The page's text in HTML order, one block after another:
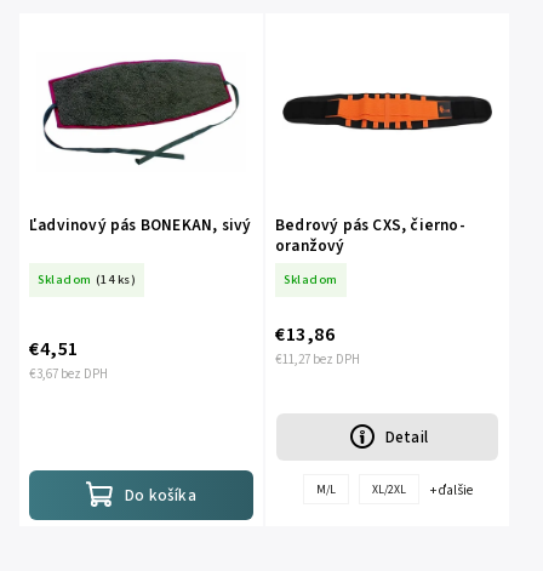
Ľadvinový pás BONEKAN, sivý
Skladom (14 ks)
€3,67 bez DPH
€4,51
Do košíka
Bedrový pás CXS, čierno-
oranžový
Skladom
€11,27 bez DPH
€13,86
Detail
M/L XL/2XL + ďalšie